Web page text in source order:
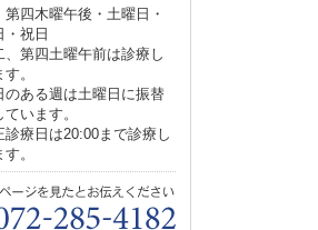
第四木曜午後・土曜日・
・祝日
第四土曜午前は診療し
。
ある週は土曜日に振替
います。
療日は20:00まで診療し
。